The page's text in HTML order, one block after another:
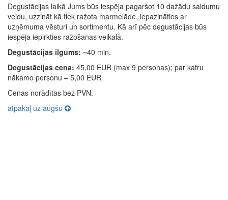
Degustācijas laikā Jums būs iespēja pagaršot 10 dažādu saldumu
veidu, uzzināt kā tiek ražota marmelāde, iepazināties ar
uzņēmuma vēsturi un sortimentu. Kā arī pēc degustācijas būs
iespēja iepirkties ražošanas veikalā.
Degustācijas ilgums: ~40 min.
Degustācijas cena: 45,00 EUR (max 9 personas); par katru
nākamo personu – 5,00 EUR
Cenas norādītas bez PVN.
atpakaļ uz augšu